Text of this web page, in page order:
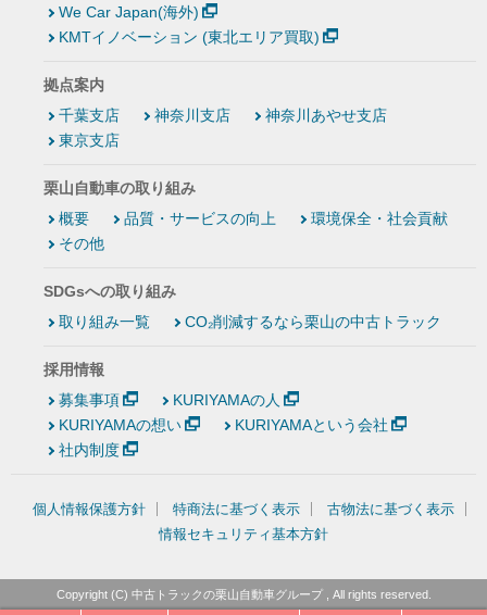
We Car Japan(海外)
KMTイノベーション (東北エリア買取)
拠点案内
千葉支店
神奈川支店
神奈川あやせ支店
東京支店
栗山自動車の取り組み
概要
品質・サービスの向上
環境保全・社会貢献
その他
SDGsへの取り組み
取り組み一覧
CO₂削減するなら栗山の中古トラック
採用情報
募集事項
KURIYAMAの人
KURIYAMAの想い
KURIYAMAという会社
社内制度
個人情報保護方針 特商法に基づく表示
古物法に基づく表示
情報セキュリティ基本方針
Copyright (C) 中古トラックの栗山自動車グループ, All rights reserved.